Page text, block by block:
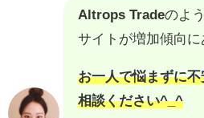
Altrops Tradeのよ
サイトが増加傾向に
お一人で悩まずに
相談ください^_^